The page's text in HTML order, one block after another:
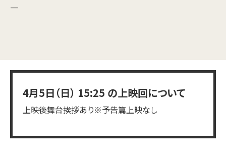
一
4月5日（日） 15:25 の上映回について
上映後舞台挨拶あり※予告篇上映なし